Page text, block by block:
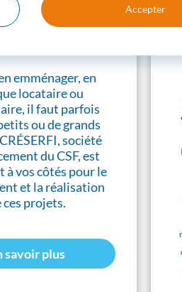
emménager, en
locataire ou
il faut parfois
ou de grands
société
du CSF, est
à vos côtés pour le
et la réalisation
ces projets.
savoir plus
Accepter